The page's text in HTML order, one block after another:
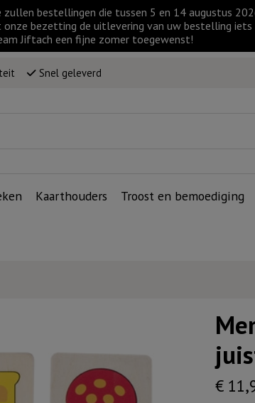
bestellingen die tussen 5 en 14 augustus
bezetting de uitlevering van uw bestelling iets
Jiftach een fijne zomer toegewenst!
Snel geleverd
Kaarthouders Troost en bemoediging
€